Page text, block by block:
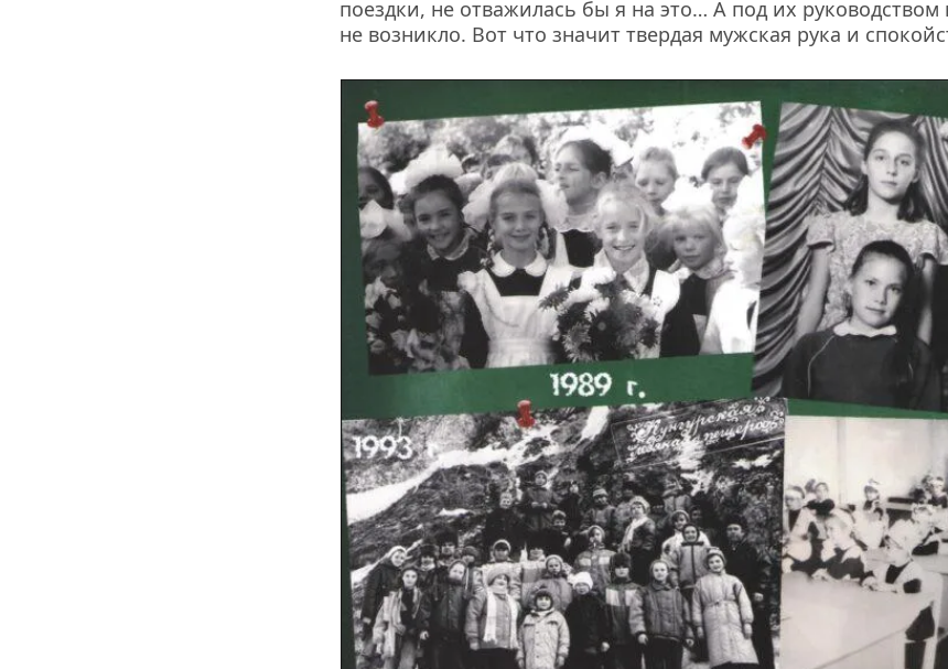
поездки, не отважилась бы я на это… А под их
не возникло. Вот что значит твердая мужская рука и